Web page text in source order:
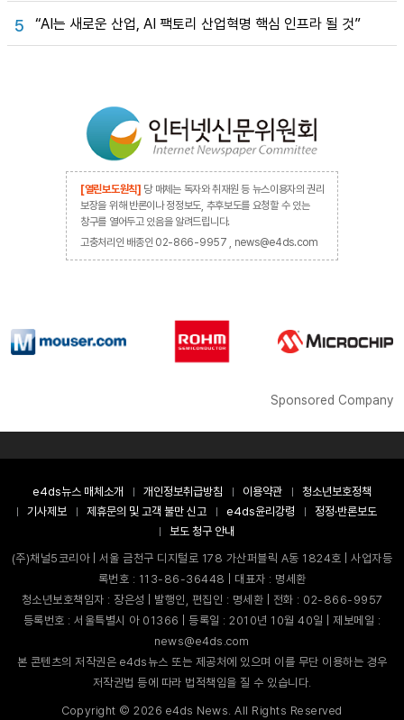
5 “AI는 새로운 산업, AI 팩토리 산업혁명 핵심 인프라 될 것”
[열린보도원칙] 당 매체는 독자와 취재원 등 뉴스이용자의 권리
보장을 위해 반론이나 정정보도, 추후보도를 요청할 수 있는
창구를 열어두고 있음을 알려드립니다.
고충처리인 배종인 02-866-9957 , news@e4ds.com
Sponsored Company
e4ds뉴스 매체소개 개인정보취급방침 이용약관
청소년보호정책
기사제보
제휴문의 및 고객 불만 신고 e4ds윤리강령
정정·반론보도
보도 청구 안내
(주)채널5코리아 | 서울 금천구 디지털로 178 가산퍼블릭 A동 1824호 | 사업자등
록번호 : 113-86-36448 | 대표자 : 명세환
청소년보호책임자 : 장은성 | 발행인, 편집인 : 명세환 | 전화 : 02-866-9957
등록번호 : 서울특별시 아 01366 | 등록일 : 2010년 10월 40일 | 제보메일 :
news@e4ds.com
본 콘텐츠의 저작권은 e4ds뉴스 또는 제공처에 있으며 이를 무단 이용하는 경우
저작권법 등에 따라 법적책임을 질 수 있습니다.
Copyright ©2026 e4ds News. All Rights Reserved